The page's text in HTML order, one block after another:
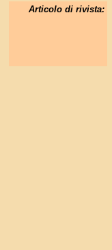
Articolo di rivista: